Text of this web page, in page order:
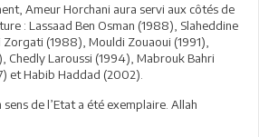
Ameur Horchani aura servi aux côtés de
: Lassaad Ben Osman (1988), Slaheddine
(1988), Mouldi Zouaoui (1991),
Chedly Laroussi (1994), Mabrouk Bahri
et Habib Haddad (2002).
de l’Etat a été exemplaire. Allah